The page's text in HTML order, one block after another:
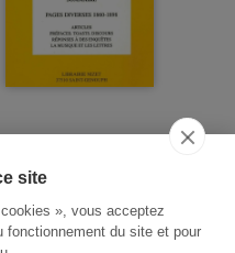
site
», vous acceptez
fonctionnement du site et pour